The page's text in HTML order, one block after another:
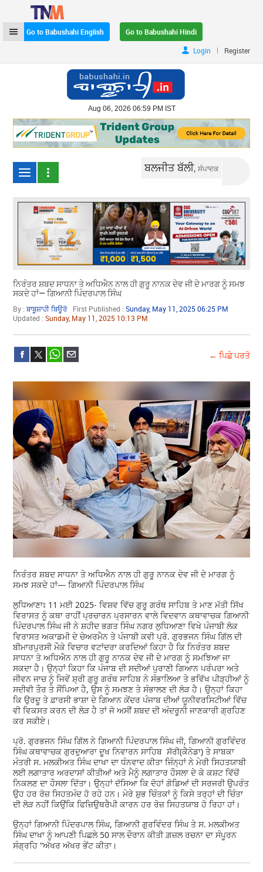
Go to Babushahi English
Go to Babushahi Hindi
Login
| Register
Aug 06, 2026 06:59 PM IST
ਬਲਜੀਤ ਬੱਲੀ,ਸੰਪਾਦਕ
ਨਿਰੰਤਰ ਸ਼ਬਦ ਸਾਧਨਾ ਤੇ ਅਧਿਐਨ ਨਾਲ ਹੀ ਗੁਰੂ ਨਾਨਕ ਦੇਵ ਜੀ ਦੇ ਮਾਰਗ ਨੂੰ ਸਮਝ
ਸਕਦੇ ਹਾਂ— ਗਿਆਨੀ ਪਿੰਦਰਪਾਲ ਸਿੰਘ
By :ਬਾਬੂਸ਼ਾਹੀ ਬਿਊਰੋ First Published :Sunday, May 11, 2025 06:25 PM
Updated :Sunday, May 11, 2025 10:13 PM
← ਪਿਛੇ ਪਰਤੋ
ਨਿਰੰਤਰ ਸ਼ਬਦ ਸਾਧਨਾ ਤੇ ਅਧਿਐਨ ਨਾਲ ਹੀ ਗੁਰੂ ਨਾਨਕ ਦੇਵ ਜੀ ਦੇ ਮਾਰਗ ਨੂੰ
ਸਮਝ ਸਕਦੇ ਹਾਂ— ਗਿਆਨੀ ਪਿੰਦਰਪਾਲ ਸਿੰਘ
ਲੁਧਿਆਣਾਃ 11 ਮਈ 2025- ਵਿਸ਼ਵ ਵਿੱਚ ਗੁਰੂ ਗਰੰਥ ਸਾਹਿਬ ਤੇ ਮਾਣ ਮੱਤੀ ਸਿੱਖ
ਵਿਰਾਸਤ ਨੂੰ ਕਥਾ ਰਾਹੀਂ ਪ੍ਰਚਾਰਨ ਪ੍ਰਸਾਰਨ ਵਾਲੇ ਵਿਦਵਾਨ ਕਥਾਵਾਚਕ ਗਿਆਨੀ
ਪਿੰਦਰਪਾਲ ਸਿੰਘ ਜੀ ਨੇ ਸ਼ਹੀਦ ਭਗਤ ਸਿੰਘ ਨਗਰ ਲੁਧਿਆਣਾ ਵਿਖੇ ਪੰਜਾਬੀ ਲੋਕ
ਵਿਰਾਸਤ ਅਕਾਡਮੀ ਦੇ ਚੇਅਰਮੈਨ ਤੇ ਪੰਜਾਬੀ ਕਵੀ ਪ੍ਰੋ. ਗੁਰਭਜਨ ਸਿੰਘ ਗਿੱਲ ਦੀ
ਬੀਮਾਰਪੁਰਸੀ ਮੌਕੇ ਵਿਚਾਰ ਵਟਾਂਦਰਾ ਕਰਦਿਆਂ ਕਿਹਾ ਹੈ ਕਿ ਨਿਰੰਤਰ ਸ਼ਬਦ
ਸਾਧਨਾ ਤੇ ਅਧਿਐਨ ਨਾਲ ਹੀ ਗੁਰੂ ਨਾਨਕ ਦੇਵ ਜੀ ਦੇ ਮਾਰਗ ਨੂੰ ਸਮਝਿਆ ਜਾ
ਸਕਦਾ ਹੈ। ਉਨ੍ਹਾਂ ਕਿਹਾ ਕਿ ਪੰਜਾਬ ਦੀ ਸਦੀਆਂ ਪੁਰਾਣੀ ਗਿਆਨ ਪਰੰਪਰਾ ਅਤੇ
ਜੀਵਨ ਜਾਚ ਨੂੰ ਜਿਵੇਂ ਸ਼੍ਰੀ ਗੁਰੂ ਗਰੰਥ ਸਾਹਿਬ ਨੇ ਸੰਭਾਲਿਆ ਤੇ ਭਵਿੱਖ ਪੀੜ੍ਹੀਆਂ ਨੂੰ
ਸਦੀਵੀ ਤੌਰ ਤੇ ਸੌਂਪਿਆ ਹੈ, ਉਸ ਨੂੰ ਸਮਝਣ ਤੇ ਸੰਭਾਲਣ ਦੀ ਲੋੜ ਹੈ। ਉਨ੍ਹਾਂ ਕਿਹਾ
ਕਿ ਉਰਦੂ ਤੇ ਫ਼ਾਰਸੀ ਭਾਸ਼ਾ ਦੇ ਗਿਆਨ ਕੇਂਦਰ ਪੰਜਾਬ ਦੀਆਂ ਯੂਨੀਵਰਸਿਟੀਆਂ ਵਿੱਚ
ਵੀ ਵਿਕਸਤ ਕਰਨ ਦੀ ਲੋੜ ਹੈ ਤਾਂ ਜੋ ਅਸੀਂ ਸ਼ਬਦ ਦੀ ਅੰਦਰੂਨੀ ਜਾਣਕਾਰੀ ਗ੍ਰਹਿਣ
ਕਰ ਸਕੀਏ।
ਪ੍ਰੋ. ਗੁਰਭਜਨ ਸਿੰਘ ਗਿੱਲ ਨੇ ਗਿਆਨੀ ਪਿੰਦਰਪਾਲ ਸਿੰਘ ਜੀ, ਗਿਆਨੀ ਗੁਰਵਿੰਦਰ
ਸਿੰਘ ਕਥਾਵਾਚਕ ਗੁਰਦੁਆਰਾ ਦੂਖ ਨਿਵਾਰਨ ਸਾਹਿਬ ਸੱਰੀ(ਕੈਨੇਡਾ) ਤੇ ਸਾਬਕਾ
ਮੰਤਰੀ ਸ. ਮਲਕੀਅਤ ਸਿੰਘ ਦਾਖਾ ਦਾ ਧੰਨਵਾਦ ਕੀਤਾ ਜਿੰਨ੍ਹਾਂ ਨੇ ਮੇਰੀ ਸਿਹਤਯਾਬੀ
ਲਈ ਲਗਾਤਾਰ ਅਰਦਾਸਾਂ ਕੀਤੀਆਂ ਅਤੇ ਮੈਨੂੰ ਲਗਾਤਾਰ ਹੌਸਲਾ ਦੇ ਕੇ ਕਸ਼ਟ ਵਿੱਚੋਂ
ਨਿਕਲਣ ਦਾ ਹੌਸਲਾ ਦਿੱਤਾ। ਉਨ੍ਹਾਂ ਦੱਸਿਆ ਕਿ ਦੋਹਾਂ ਗੋਡਿਆਂ ਦੀ ਸਰਜਰੀ ਉਪਰੰਤ
ਉਹ ਹਰ ਰੋਜ਼ ਸਿਹਤਮੰਦ ਹੋ ਰਹੇ ਹਨ। ਮੇਰੇ ਸ਼ੁਭ ਚਿੰਤਕਾਂ ਨੂੰ ਕਿਸੇ ਤਰ੍ਹਾਂ ਦੀ ਚਿੰਤਾ
ਦੀ ਲੋੜ ਨਹੀਂ ਕਿਉਂਕਿ ਫਿਜ਼ਿਉਥਰੈਪੀ ਕਾਰਨ ਹਰ ਰੋਜ਼ ਸਿਹਤਯਾਬ ਹੋ ਰਿਹਾ ਹਾਂ।
ਉਨ੍ਹਾਂ ਗਿਆਨੀ ਪਿੰਦਰਪਾਲ ਸਿੰਘ, ਗਿਆਨੀ ਗੁਰਵਿੰਦਰ ਸਿੰਘ ਤੇ ਸ. ਮਲਕੀਅਤ
ਸਿੰਘ ਦਾਖਾ ਨੂੰ ਆਪਣੀ ਪਿਛਲੇ 50 ਸਾਲ ਦੌਰਾਨ ਕੀਤੀ ਗ਼ਜ਼ਲ ਰਚਨਾ ਦਾ ਸੰਪੂਰਨ
ਸੰਗ੍ਰਹਿ “ਅੱਖਰ ਅੱਖਰ ਭੇਂਟ ਕੀਤਾ।